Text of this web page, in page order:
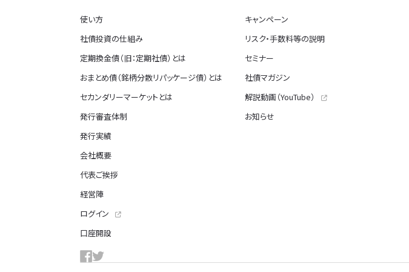
使い方
社債投資の仕組み
定期換金債（旧：定期社債）とは
おまとめ債（銘柄分散リパッケージ債）とは
セカンダリーマーケットとは
発行審査体制
発行実績
会社概要
代表ご挨拶
経営陣
ログイン
口座開設
キャンペーン
リスク・手数料等の説明
セミナー
社債マガジン
解説動画（YouTube）
お知らせ